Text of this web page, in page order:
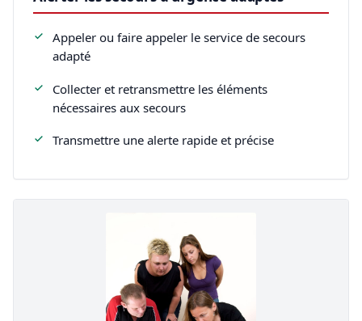
Appeler ou faire appeler le service de secours
adapté
Collecter et retransmettre les éléments
nécessaires aux secours
Transmettre une alerte rapide et précise